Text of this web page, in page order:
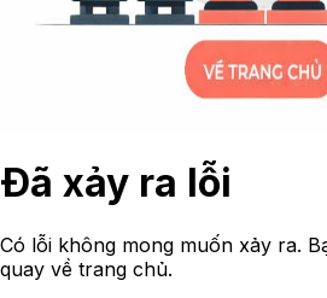
Đã xảy ra lỗi
Có lỗi không mong muốn xảy ra.
quay về trang chủ.